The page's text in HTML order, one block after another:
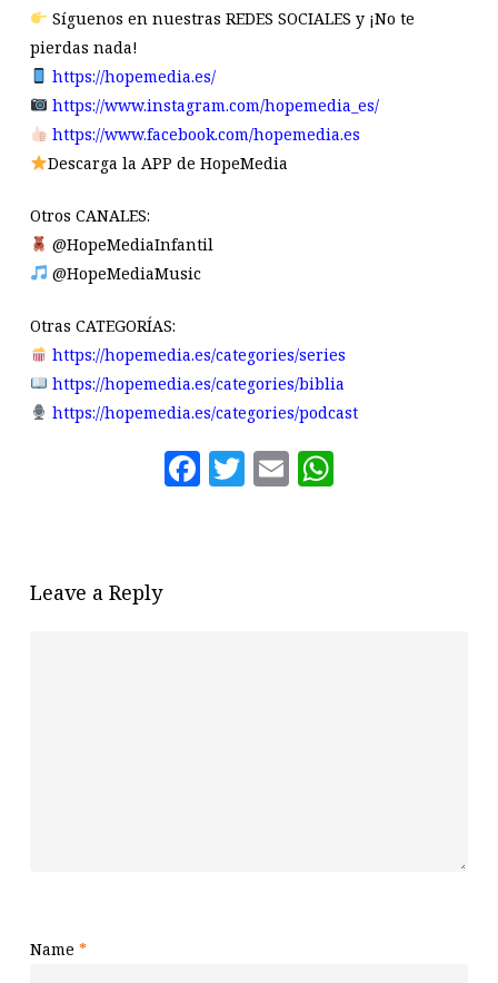
Síguenos en nuestras REDES SOCIALES y ¡No te
pierdas nada!
https://hopemedia.es/
https://www.instagram.com/hopemedia_es/
https://www.facebook.com/hopemedia.es
Descarga la APP de HopeMedia
Otros CANALES:
@HopeMediaInfantil
@HopeMediaMusic
Otras CATEGORÍAS:
https://hopemedia.es/categories/series
https://hopemedia.es/categories/biblia
https://hopemedia.es/categories/podcast
Facebook
Twitter
Email
Leave a Reply
Name *